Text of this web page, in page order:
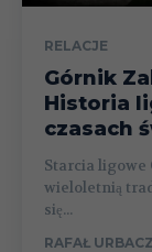
RELACJE
Górnik
Historia
czasach
Starcia ligowe
wieloletnią
się...
RAFAŁ